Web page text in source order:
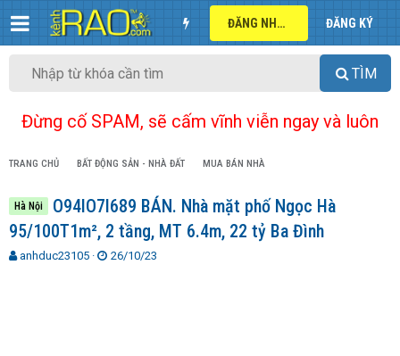
ĐĂNG NHẬP ĐĂNG KÝ
TÌM
Đừng cố SPAM, sẽ cấm vĩnh viễn ngay và luôn
TRANG CHỦ BẤT ĐỘNG SẢN - NHÀ ĐẤT MUA BÁN NHÀ
Hà Nội
O94lO7l689 BÁN. Nhà mặt phố Ngọc Hà
95/100T1m², 2 tầng, MT 6.4m, 22 tỷ Ba Đình
T
anhduc23105
N
26/10/23